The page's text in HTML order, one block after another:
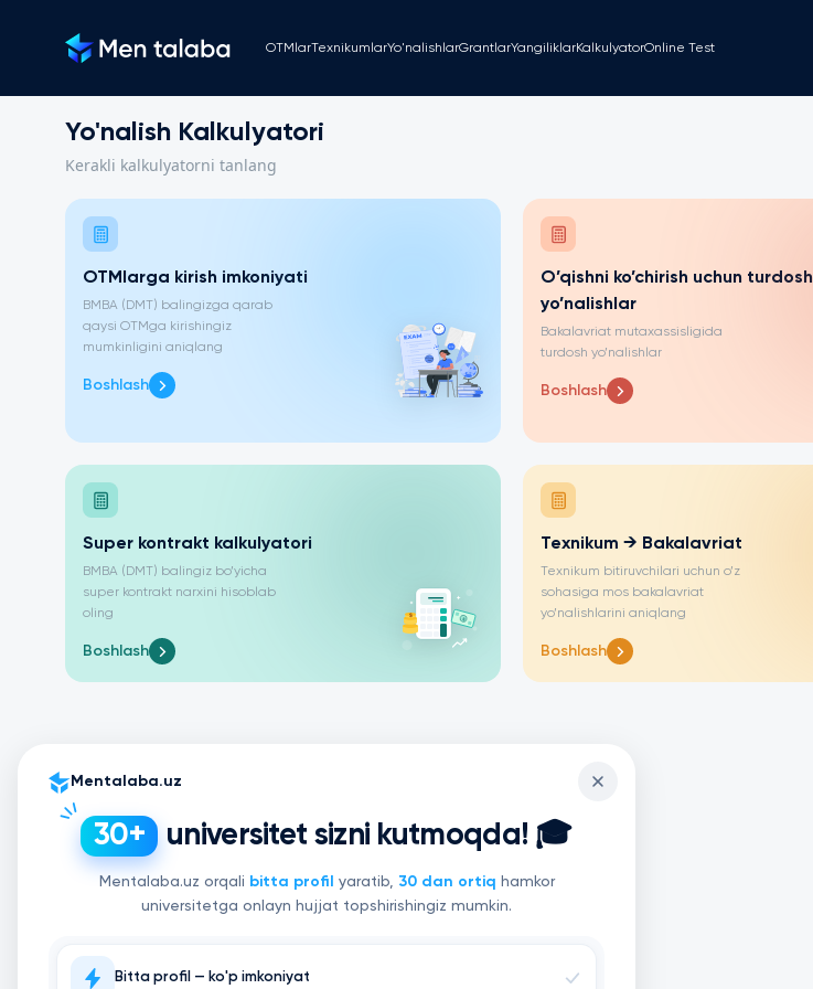
OTMlarTexnikumlarYo'nalishlarGrantlarYangiliklarKalkulyatorOnline Test
Yo'nalish Kalkulyatori
Kerakli kalkulyatorni tanlang
OTMlarga kirish imkoniyati
BMBA (DMT) balingizga qarab
qaysi OTMga kirishingiz
mumkinligini aniqlang
Boshlash
O’qishni ko’chirish uchun turdosh
yo’nalishlar
Bakalavriat mutaxassisligida
turdosh yo’nalishlar
Boshlash
Super kontrakt kalkulyatori
BMBA (DMT) balingiz bo’yicha
super kontrakt narxini hisoblab
oling
Boshlash
Texnikum → Bakalavriat
Texnikum bitiruvchilari uchun o’z
sohasiga mos bakalavriat
yo’nalishlarini aniqlang
Boshlash
Mentalaba.uz
30+ universitet sizni kutmoqda! 🎓
Mentalaba.uz orqali bitta profil yaratib, 30 dan ortiq hamkor
universitetga onlayn hujjat topshirishingiz mumkin.
Bitta profil — ko'p imkoniyat